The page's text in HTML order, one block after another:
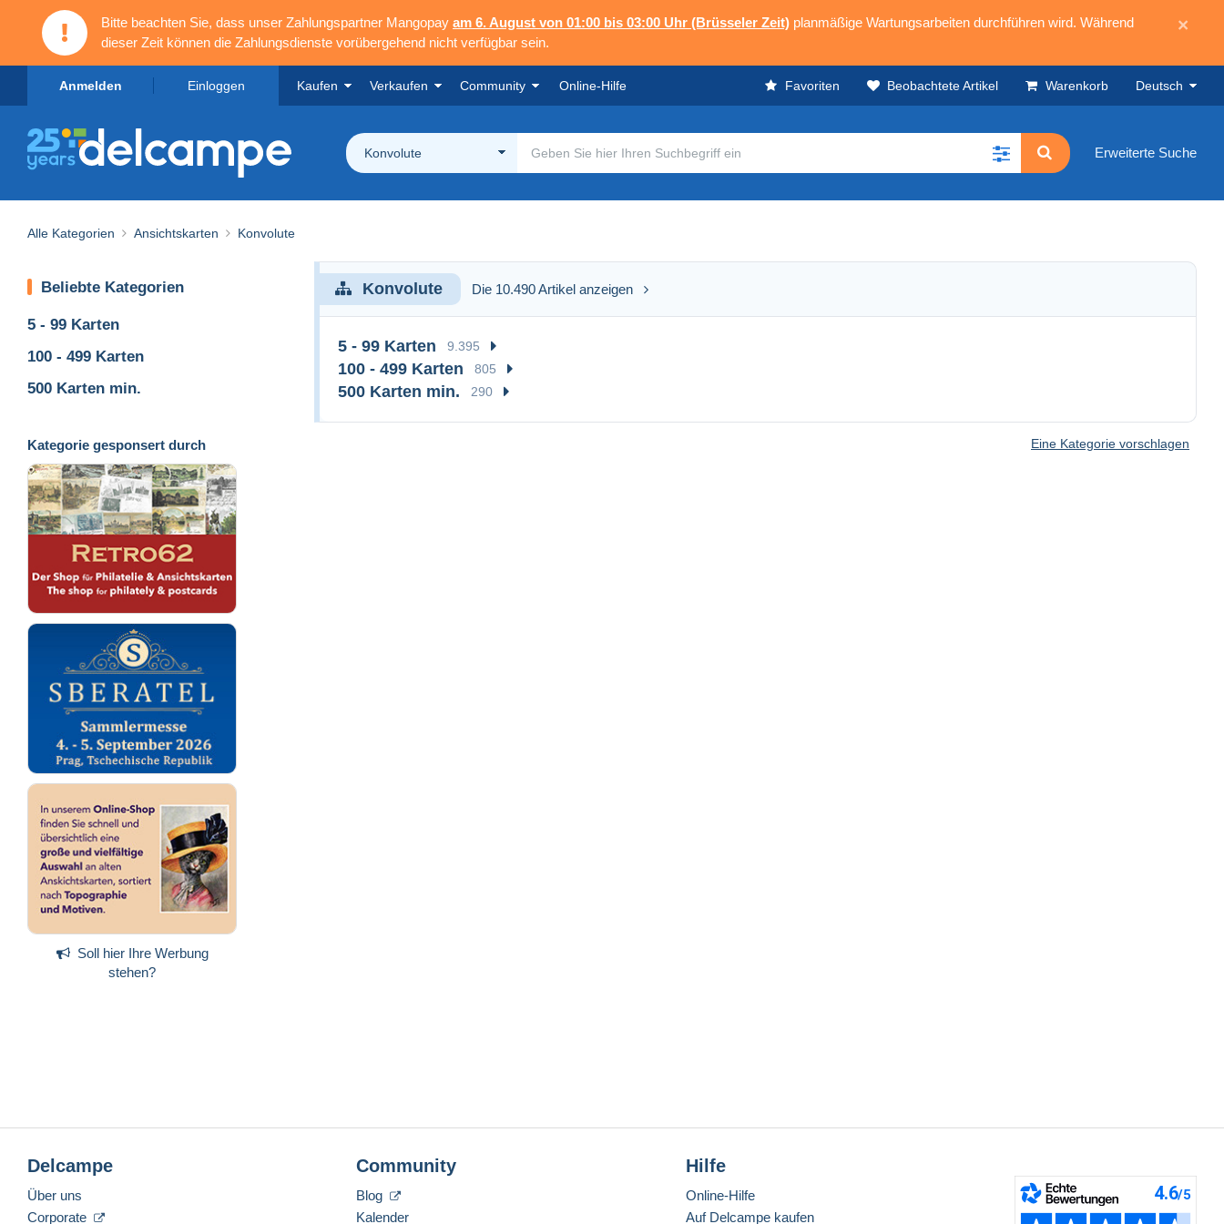
Bitte beachten Sie, dass unser Zahlungspartner Mangopay am 6. August von 01:00 bis 03:00 Uhr (Brüsseler Zeit) planmäßige Wartungsarbeiten durchführen wird. Während
dieser Zeit können die Zahlungsdienste vorübergehend nicht verfügbar sein.
×
Anmelden Einloggen Kaufen Verkaufen Community Online-Hilfe Favoriten Beobachtete Artikel Warenkorb Deutsch
Konvolute Erweiterte Suche
Alle Kategorien Ansichtskarten Konvolute
Beliebte Kategorien
5 - 99 Karten
100 - 499 Karten
500 Karten min.
Kategorie gesponsert durch
Soll hier Ihre Werbung
stehen?
Konvolute Die 10.490 Artikel anzeigen
5 - 99 Karten 9.395
100 - 499 Karten 805
500 Karten min. 290
Eine Kategorie vorschlagen
Delcampe
Über uns
Corporate
Community
Blog
Kalender
Hilfe
Online-Hilfe
Auf Delcampe kaufen